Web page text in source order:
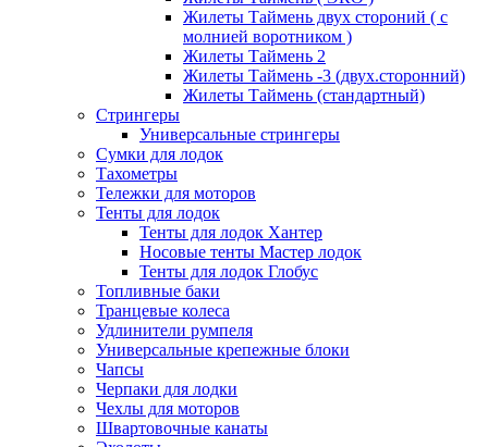
Жилеты Таймень двух стороний ( с
молнией воротником )
Жилеты Таймень 2
Жилеты Таймень -3 (двух.сторонний)
Жилеты Таймень (стандартный)
Стрингеры
Универсальные стрингеры
Сумки для лодок
Тахометры
Тележки для моторов
Тенты для лодок
Тенты для лодок Хантер
Носовые тенты Мастер лодок
Тенты для лодок Глобус
Топливные баки
Транцевые колеса
Удлинители румпеля
Универсальные крепежные блоки
Чапсы
Черпаки для лодки
Чехлы для моторов
Швартовочные канаты